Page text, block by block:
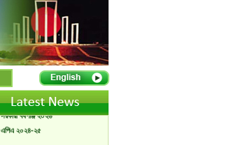
A Handbook of
Government Press
Citizen Charter of
Bangladesh Government
Press
সরকারী বর্ষপঞ্জি ২০২৬
এপিএ ২০২৪-২৫